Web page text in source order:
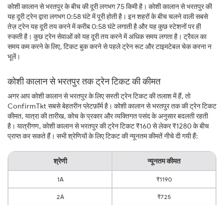
कोशी कालान से भरतपुर के बीच की दूरी लगभग 75 किमी है। कोशी कालान से भरतपुर की
यह दूरी ट्रेन द्वारा लगभग 0:58 घंटे में पूरी होती है। इन शहरों के बीच चलने वाली सबसे
तेज़ ट्रेन यह दूरी तय करने में करीब 0:58 घंटे लगाती है और यह कुछ स्टेशनों पर ही
रुकती है। कुछ ट्रेन सेवाओं को यह दूरी तय करने में अधिक समय लगता है। ट्रैवल का
समय कम करने के लिए, टिकट बुक करने से पहले ट्रेन रूट और टाइमटेबल चेक करना न
भूलें।
कोशी कालान से भरतपुर तक ट्रेन टिकट की कीमत
अगर आप कोशी कालान से भरतपुर के लिए सस्ती ट्रेन टिकट की तलाश में हैं, तो
ConfirmTkt सबसे बेहतरीन प्लेटफ़ॉर्म है। कोशी कालान से भरतपुर तक की ट्रेन टिकट
कीमत, यात्रा की तारीख, कोच के प्रकार और व्यक्तिगत पसंद के अनुसार बदलती रहती
है। यात्रीगण, कोशी कालान से भरतपुर की ट्रेन टिकट ₹160 से लेकर ₹1280 के बीच
प्राप्त कर सकते हैं। सभी श्रेणियों के लिए टिकट की न्यूनतम कीमतें नीचे दी गयी हैं:
श्रेणी न्यूनतम कीमत
1A ₹1190
2A ₹725